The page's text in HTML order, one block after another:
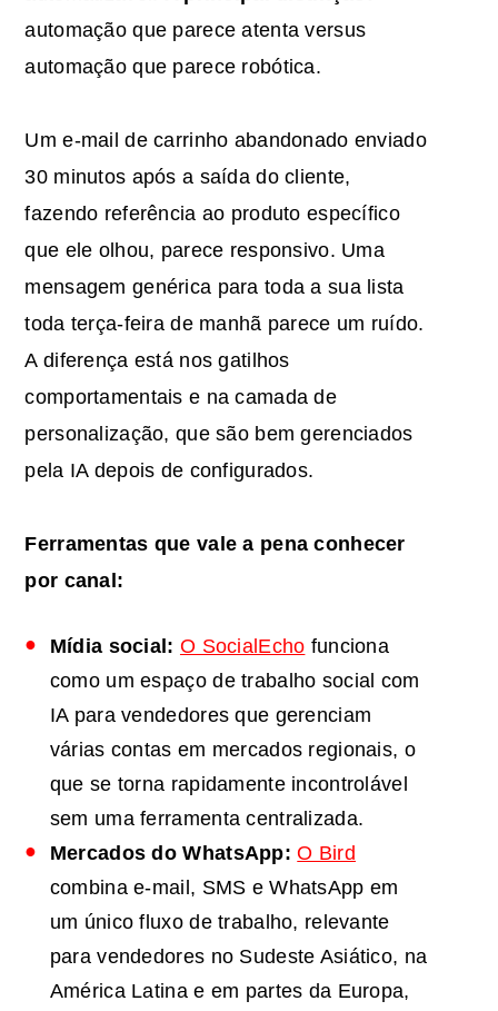
automação que parece atenta versus
automação que parece robótica.
Um e-mail de carrinho abandonado enviado
30 minutos após a saída do cliente,
fazendo referência ao produto específico
que ele olhou, parece responsivo. Uma
mensagem genérica para toda a sua lista
toda terça-feira de manhã parece um ruído.
A diferença está nos gatilhos
comportamentais e na camada de
personalização, que são bem gerenciados
pela IA depois de configurados.
Ferramentas que vale a pena conhecer
por canal:
Mídia social: O SocialEcho funciona
como um espaço de trabalho social com
IA para vendedores que gerenciam
várias contas em mercados regionais, o
que se torna rapidamente incontrolável
sem uma ferramenta centralizada.
Mercados do WhatsApp: O Bird
combina e-mail, SMS e WhatsApp em
um único fluxo de trabalho, relevante
para vendedores no Sudeste Asiático, na
América Latina e em partes da Europa,